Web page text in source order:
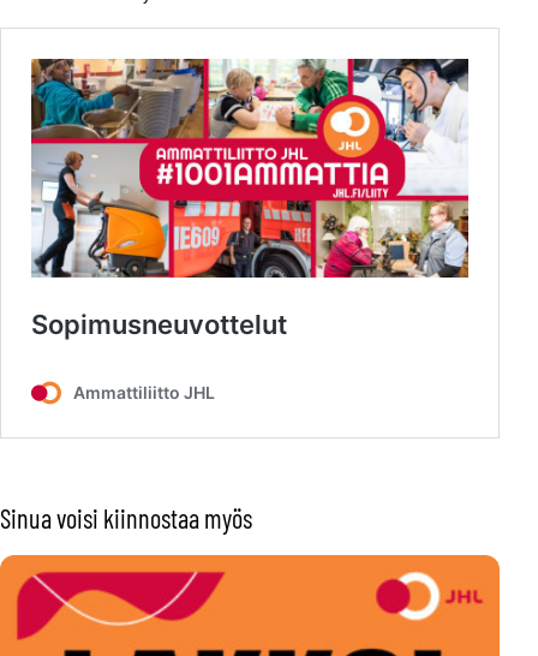
Sinua voisi kiinnostaa myös